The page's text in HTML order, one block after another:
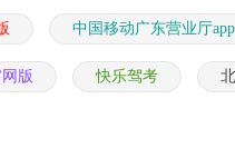
中国移动广东营业厅app
版 快乐驾考